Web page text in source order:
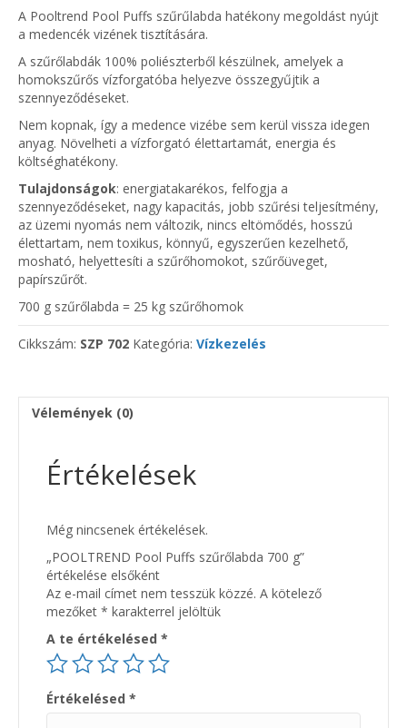
A Pooltrend Pool Puffs szűrűlabda hatékony megoldást nyújt
a medencék vizének tisztítására.
A szűrőlabdák 100% poliészterből készülnek, amelyek a
homokszűrős vízforgatóba helyezve összegyűjtik a
szennyeződéseket.
Nem kopnak, így a medence vizébe sem kerül vissza idegen
anyag. Növelheti a vízforgató élettartamát, energia és
költséghatékony.
Tulajdonságok: energiatakarékos, felfogja a
szennyeződéseket, nagy kapacitás, jobb szűrési teljesítmény,
az üzemi nyomás nem változik, nincs eltömődés, hosszú
élettartam, nem toxikus, könnyű, egyszerűen kezelhető,
mosható, helyettesíti a szűrőhomokot, szűrőüveget,
papírszűrőt.
700 g szűrőlabda = 25 kg szűrőhomok
Cikkszám: SZP 702 Kategória: Vízkezelés
Vélemények (0)
Értékelések
Még nincsenek értékelések.
„POOLTREND Pool Puffs szűrőlabda 700 g”
értékelése elsőként
Az e-mail címet nem tesszük közzé. A kötelező
mezőket * karakterrel jelöltük
A te értékelésed *
Értékelésed *